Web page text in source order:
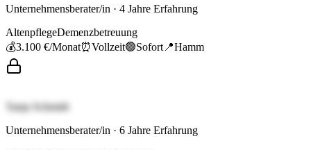
Unternehmensberater/in · 4 Jahre Erfahrung
AltenpflegeDemenzbetreuung
💰3.100 €/Monat⏰Vollzeit🟢Sofort 📍Hamm
Tanja Schmidt
Unternehmensberater/in · 6 Jahre Erfahrung